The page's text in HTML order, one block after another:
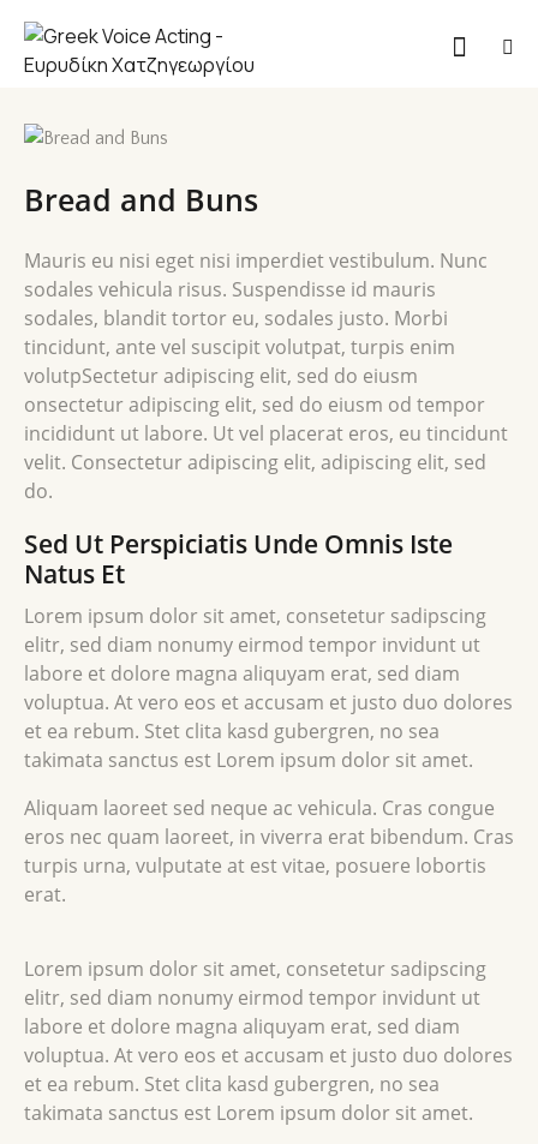
Bread and Buns
Mauris eu nisi eget nisi imperdiet vestibulum. Nunc
sodales vehicula risus. Suspendisse id mauris
sodales, blandit tortor eu, sodales justo. Morbi
tincidunt, ante vel suscipit volutpat, turpis enim
volutpSectetur adipiscing elit, sed do eiusm
onsectetur adipiscing elit, sed do eiusm od tempor
incididunt ut labore. Ut vel placerat eros, eu tincidunt
velit. Consectetur adipiscing elit, adipiscing elit, sed
do.
Sed Ut Perspiciatis Unde Omnis Iste
Natus Et
Lorem ipsum dolor sit amet, consetetur sadipscing
elitr, sed diam nonumy eirmod tempor invidunt ut
labore et dolore magna aliquyam erat, sed diam
voluptua. At vero eos et accusam et justo duo dolores
et ea rebum. Stet clita kasd gubergren, no sea
takimata sanctus est Lorem ipsum dolor sit amet.
Aliquam laoreet sed neque ac vehicula. Cras congue
eros nec quam laoreet, in viverra erat bibendum. Cras
turpis urna, vulputate at est vitae, posuere lobortis
erat.
Lorem ipsum dolor sit amet, consetetur sadipscing
elitr, sed diam nonumy eirmod tempor invidunt ut
labore et dolore magna aliquyam erat, sed diam
voluptua. At vero eos et accusam et justo duo dolores
et ea rebum. Stet clita kasd gubergren, no sea
takimata sanctus est Lorem ipsum dolor sit amet.